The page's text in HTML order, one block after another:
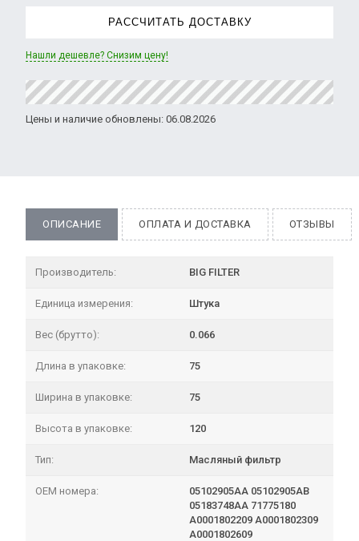
РАССЧИТАТЬ ДОСТАВКУ
Нашли дешевле? Снизим цену!
Цены и наличие обновлены: 06.08.2026
ОПИСАНИЕ ОПЛАТА И ДОСТАВКА ОТЗЫВЫ
Производитель: BIG FILTER
Единица измерения: Штука
Вес (брутто): 0.066
Длина в упаковке: 75
Ширина в упаковке: 75
Высота в упаковке: 120
Тип: Масляный фильтр
OEM номера:
05102905AA 05102905AB
05183748AA 71775180
A0001802209 A0001802309
A0001802609